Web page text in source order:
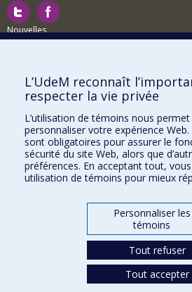
Nouvelles
Comment soutenir le Département?
BESOIN D'AIDE?
Plan du site
Signaler une erreur
Accessibilité
FACULTÉ DES ARTS ET DES SCIENCES
Nos départements et écoles
L’UdeM reconnaît
respecter la vie privée
L’utilisation de témoins nous permet
personnaliser votre expérience
sont obligatoires pour assurer le
sécurité du site Web, alors que
préférences. En acceptant tout,
utilisation de témoins pour mieux
Personnaliser les
témoins
Tout refuser
Tout accepter